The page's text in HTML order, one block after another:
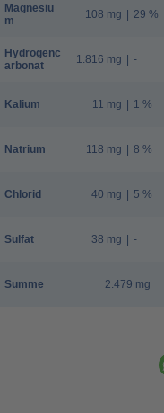
Magnesiu
m
Hydrogenc
arbonat
Kalium
Natrium
Chlorid
Sulfat
Summe
108 mg | 29 %
1.816 mg | -
11 mg | 1 %
118 mg | 8 %
40 mg | 5 %
38 mg | -
2.479 mg